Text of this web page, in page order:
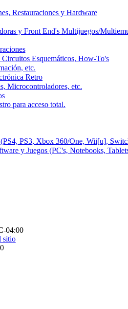
Restauraciones y Hardware
y Front End's Multijuegos/
Esquemáticos, How-To's
etc.
Retro
Microcontroladores, etc.
para acceso total.
PS3, Xbox 360/One, Wii[u],
y Juegos (PC's, Notebooks,
04:00
sitio